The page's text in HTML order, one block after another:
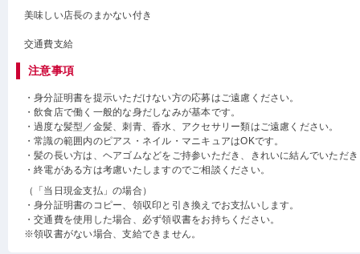
美味しい店長のまかない付き
交通費支給
注意事項
・身分証明書を提示いただけない方の応募はご遠慮ください。
・飲食店で働く一般的な身だしなみが基本です。
・過度な髪型／金髪、刺青、香水、アクセサリー類はご遠慮ください。
・常識の範囲内のピアス・ネイル・マニキュアはOKです。
・髪の長い方は、ヘアゴムなどをご持参いただき、きれいに結んでいただ
・終電がある方は考慮いたしますのでご相談ください。
（「当日現金支払」の場合）
・身分証明書のコピー、領収印と引き換えでお支払いします。
・交通費を使用した場合、必ず領収書をお持ちください。
※領収書がない場合、支給できません。